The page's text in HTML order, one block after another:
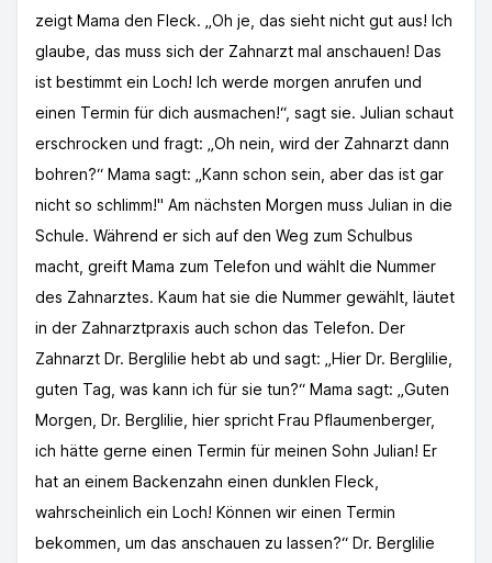
zeigt Mama den Fleck. „Oh je, das sieht nicht gut aus! Ich
glaube, das muss sich der Zahnarzt mal anschauen! Das
ist bestimmt ein Loch! Ich werde morgen anrufen und
einen Termin für dich ausmachen!“, sagt sie. Julian schaut
erschrocken und fragt: „Oh nein, wird der Zahnarzt dann
bohren?“ Mama sagt: „Kann schon sein, aber das ist gar
nicht so schlimm!" Am nächsten Morgen muss Julian in die
Schule. Während er sich auf den Weg zum Schulbus
macht, greift Mama zum Telefon und wählt die Nummer
des Zahnarztes. Kaum hat sie die Nummer gewählt, läutet
in der Zahnarztpraxis auch schon das Telefon. Der
Zahnarzt Dr. Berglilie hebt ab und sagt: „Hier Dr. Berglilie,
guten Tag, was kann ich für sie tun?“ Mama sagt: „Guten
Morgen, Dr. Berglilie, hier spricht Frau Pflaumenberger,
ich hätte gerne einen Termin für meinen Sohn Julian! Er
hat an einem Backenzahn einen dunklen Fleck,
wahrscheinlich ein Loch! Können wir einen Termin
bekommen, um das anschauen zu lassen?“ Dr. Berglilie